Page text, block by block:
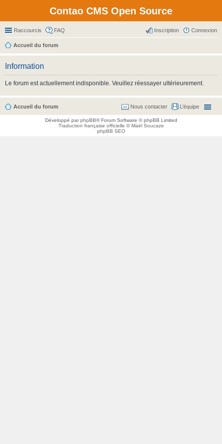
Contao CMS Open Source
Raccourcis FAQ Connexion
Inscription
Accueil du forum
Information
Le forum est actuellement indisponible. Veuillez réessayer ultérieurement.
Accueil du forum L’équipe
Nous contacter
Développé parphpBB® Forum Software © phpBB Limited
Traduction française officielle ©Maël Soucaze
phpBB SEO